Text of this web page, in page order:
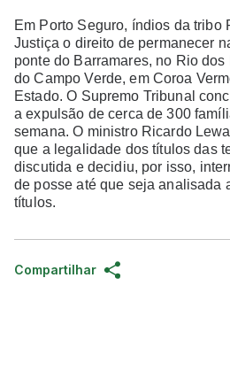
Em Porto Seguro, índios da tribo
Justiça o direito de permanecer
ponte do Barramares, no Rio
do Campo Verde, em Coroa
Estado. O Supremo Tribunal
a expulsão de cerca de 300
semana. O ministro Ricardo
que a legalidade dos títulos das
discutida e decidiu, por isso,
de posse até que seja analisada
títulos.
Compartilhar